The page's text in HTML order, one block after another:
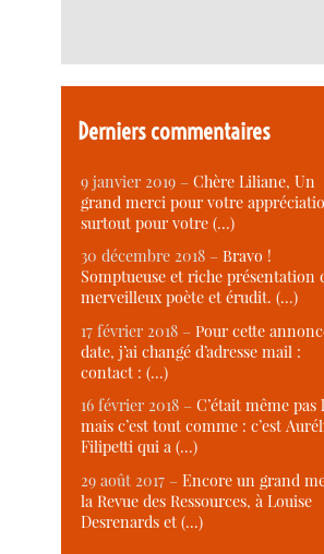
Derniers commentaires
9 janvier 2019 –Chère Liliane, Un
grand merci pour votre
surtout pour votre (…)
30 décembre 2018 –Bravo !
Somptueuse et riche présentation
merveilleux poète et érudit. (…)
17 février 2018 –Pour cette
date, j’ai changé d’adresse mail :
contact : (…)
16 février 2018 –C’était même pas
mais c’est tout comme : c’est
Filipetti qui a (…)
29 août 2017 –Encore un grand
la Revue des Ressources, à Louise
Desrenards et (…)